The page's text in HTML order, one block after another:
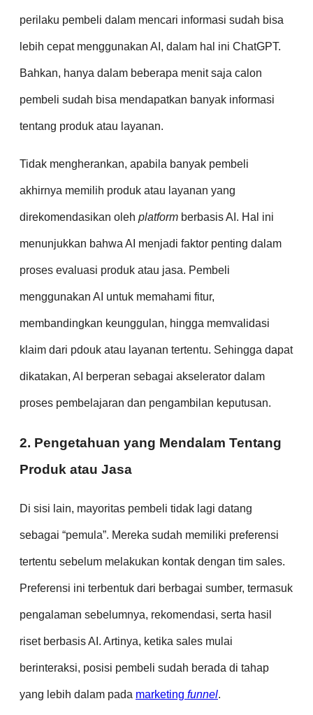
perilaku pembeli dalam mencari informasi sudah bisa
lebih cepat menggunakan AI, dalam hal ini ChatGPT.
Bahkan, hanya dalam beberapa menit saja calon
pembeli sudah bisa mendapatkan banyak informasi
tentang produk atau layanan.
Tidak mengherankan, apabila banyak pembeli
akhirnya memilih produk atau layanan yang
direkomendasikan oleh platform berbasis AI. Hal ini
menunjukkan bahwa AI menjadi faktor penting dalam
proses evaluasi produk atau jasa. Pembeli
menggunakan AI untuk memahami fitur,
membandingkan keunggulan, hingga memvalidasi
klaim dari pdouk atau layanan tertentu. Sehingga dapat
dikatakan, AI berperan sebagai akselerator dalam
proses pembelajaran dan pengambilan keputusan.
2. Pengetahuan yang Mendalam Tentang
Produk atau Jasa
Di sisi lain, mayoritas pembeli tidak lagi datang
sebagai “pemula”. Mereka sudah memiliki preferensi
tertentu sebelum melakukan kontak dengan tim sales.
Preferensi ini terbentuk dari berbagai sumber, termasuk
pengalaman sebelumnya, rekomendasi, serta hasil
riset berbasis AI. Artinya, ketika sales mulai
berinteraksi, posisi pembeli sudah berada di tahap
yang lebih dalam pada marketing funnel.